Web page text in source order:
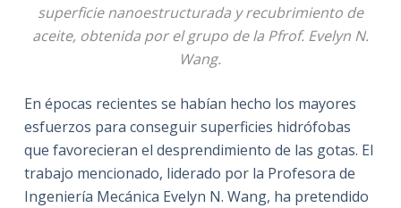
superficie nanoestructurada y recubrimiento de
aceite, obtenida por el grupo de la Pfrof. Evelyn N.
Wang.
En épocas recientes se habían hecho los mayores
esfuerzos para conseguir superficies hidrófobas
que favorecieran el desprendimiento de las gotas. El
trabajo mencionado, liderado por la Profesora de
Ingeniería Mecánica Evelyn N. Wang, ha pretendido